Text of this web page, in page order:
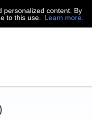
personalized content. By
to this use.
Learn more.